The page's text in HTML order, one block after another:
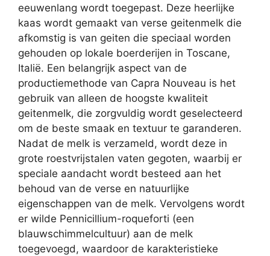
eeuwenlang wordt toegepast. Deze heerlijke
kaas wordt gemaakt van verse geitenmelk die
afkomstig is van geiten die speciaal worden
gehouden op lokale boerderijen in Toscane,
Italië. Een belangrijk aspect van de
productiemethode van Capra Nouveau is het
gebruik van alleen de hoogste kwaliteit
geitenmelk, die zorgvuldig wordt geselecteerd
om de beste smaak en textuur te garanderen.
Nadat de melk is verzameld, wordt deze in
grote roestvrijstalen vaten gegoten, waarbij er
speciale aandacht wordt besteed aan het
behoud van de verse en natuurlijke
eigenschappen van de melk. Vervolgens wordt
er wilde Pennicillium-roqueforti (een
blauwschimmelcultuur) aan de melk
toegevoegd, waardoor de karakteristieke